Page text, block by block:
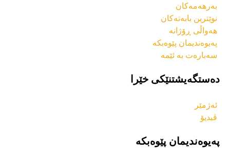
بەرهەمەکان
نوێترین بابەتەکان
هەواڵی ڕۆژانە
پەیوەندیمان پێوەبکە
سەبارەت بە ئێمە
دەستگەیشتنێکی خێرا
ئەژمێر
ڤیدیۆ
پەیوەندیمان پێوەبکە